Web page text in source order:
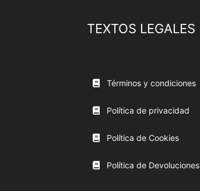
TEXTOS LEGALES
Términos y condiciones
Política de privacidad
Política de Cookies
Política de Devoluciones